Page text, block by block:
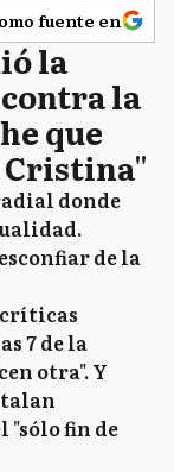
fuente en
la
la
que
Cristina"
donde
de la
7 de la
otra". Y
"sólo fin de